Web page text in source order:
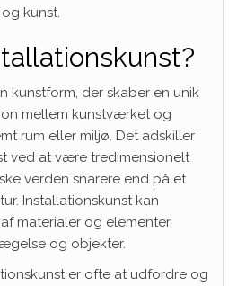
kunst.
kunstform, der skaber en unik
mellem kunstværket og
rum eller miljø. Det adskiller
ved at være tredimensionelt
verden snarere end på et
Installationskunst kan
materialer og elementer,
og objekter.
er ofte at udfordre og